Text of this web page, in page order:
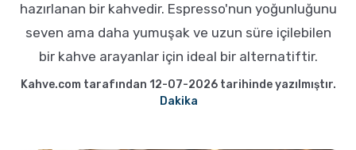
hazırlanan bir kahvedir. Espresso'nun yoğunluğunu
seven ama daha yumuşak ve uzun süre içilebilen
bir kahve arayanlar için ideal bir alternatiftir.
Kahve.com tarafından 12-07-2026 tarihinde yazılmıştır.
Dakika